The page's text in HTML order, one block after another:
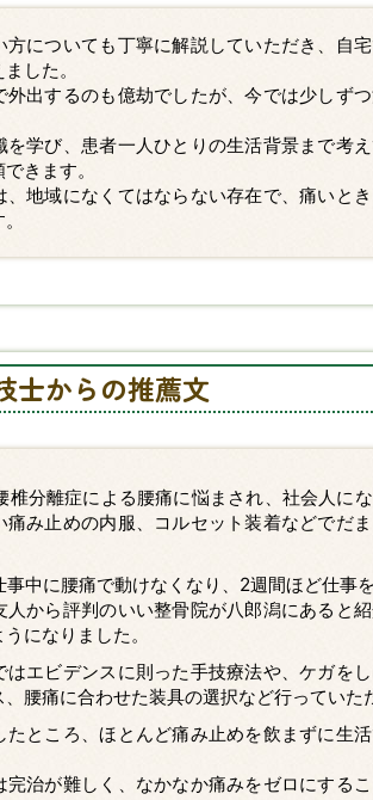
方についても丁寧に解説していただき、自
した。
外出するのも億劫でしたが、今では少しず
を学び、患者一人ひとりの生活背景まで考
きます。
、地域になくてはならない存在で、痛いと
士からの推薦文
椎分離症による腰痛に悩まされ、社会人に
痛み止めの内服、コルセット装着などでだ
事中に腰痛で動けなくなり、2週間ほど仕事
人から評判のいい整骨院が八郎潟にあると
になりました。
はエビデンスに則った手技療法や、ケガを
腰痛に合わせた装具の選択など行っていた
たところ、ほとんど痛み止めを飲まずに生
完治が難しく、なかなか痛みをゼロにする